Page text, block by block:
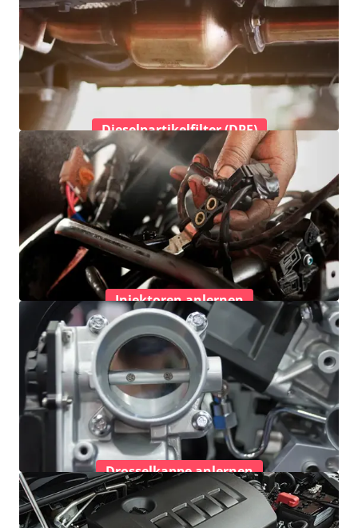
Dieselpartikelfilter (DPF)
Injektoren anlernen
Drosselkappe anlernen